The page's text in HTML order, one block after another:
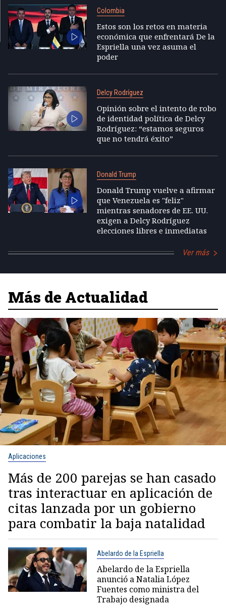
Colombia
Estos son los retos en materia
económica que enfrentará De la
Espriella una vez asuma el
poder
Delcy Rodríguez
Opinión sobre el intento de robo
de identidad política de Delcy
Rodríguez: “estamos seguros
que no tendrá éxito”
Donald Trump
Donald Trump vuelve a afirmar
que Venezuela es "feliz"
mientras senadores de EE. UU.
exigen a Delcy Rodríguez
elecciones libres e inmediatas
Ver más
Más de Actualidad
Aplicaciones
Más de 200 parejas se han casado
tras interactuar en aplicación de
citas lanzada por un gobierno
para combatir la baja natalidad
Abelardo de la Espriella
Abelardo de la Espriella
anunció a Natalia López
Fuentes como ministra del
Trabajo designada